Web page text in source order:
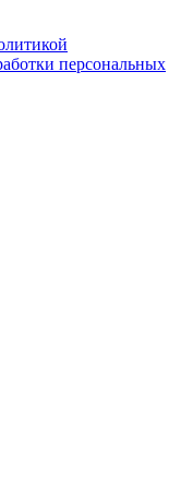
персональных